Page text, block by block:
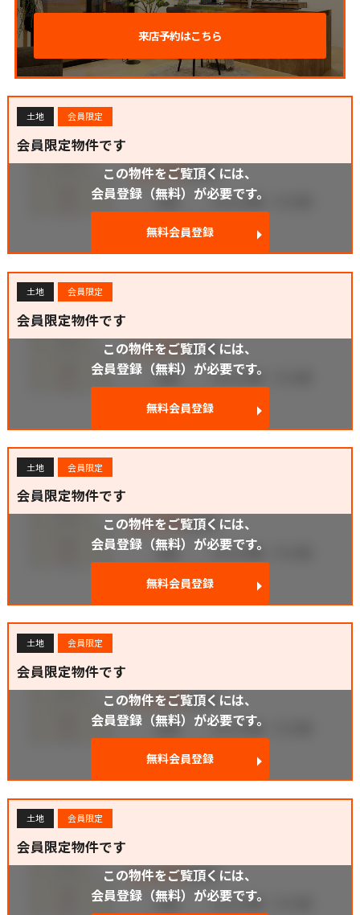
来店予約はこちら
土地 会員限定
会員限定物件です
この物件をご覧頂くには、
会員登録（無料）が必要です。
無料会員登録
土地 会員限定
会員限定物件です
この物件をご覧頂くには、
会員登録（無料）が必要です。
無料会員登録
土地 会員限定
会員限定物件です
この物件をご覧頂くには、
会員登録（無料）が必要です。
無料会員登録
土地 会員限定
会員限定物件です
この物件をご覧頂くには、
会員登録（無料）が必要です。
無料会員登録
土地 会員限定
会員限定物件です
この物件をご覧頂くには、
会員登録（無料）が必要です。